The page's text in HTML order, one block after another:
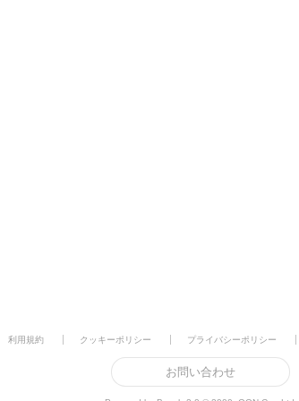
利用規約 クッキーポリシー プライバシーポリシー
お問い合わせ